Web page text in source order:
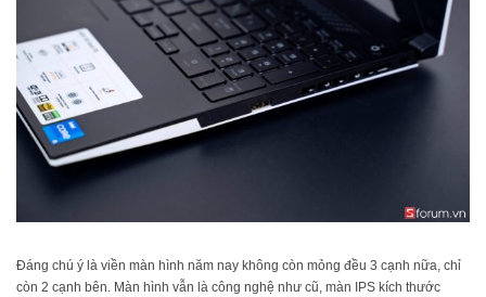
Đáng chú ý là viền màn hình năm nay không còn mỏng đều 3 cạnh nữa, chỉ
còn 2 cạnh bên. Màn hình vẫn là công nghệ như cũ, màn IPS kích thước